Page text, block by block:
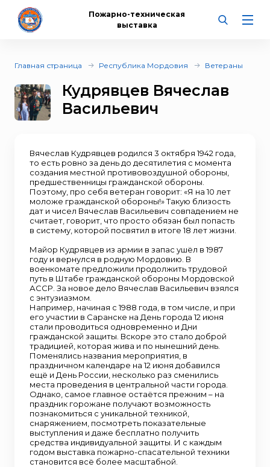
Пожарно-техническая
выставка
Главная страница Республика Мордовия Ветераны
Кудрявцев Вячеслав
Васильевич
Вячеслав Кудрявцев родился 3 октября 1942 года,
то есть ровно за день до десятилетия с момента
создания местной противовоздушной обороны,
предшественницы гражданской обороны.
Поэтому, про себя ветеран говорит: «Я на 10 лет
моложе гражданской обороны!» Такую близость
дат и чисел Вячеслав Васильевич совпадением не
считает, говорит, что просто обязан был попасть
в систему, которой посвятил в итоге 18 лет жизни.
Майор Кудрявцев из армии в запас ушёл в 1987
году и вернулся в родную Мордовию. В
военкомате предложили продолжить трудовой
путь в Штабе гражданской обороны Мордовской
АССР. За новое дело Вячеслав Васильевич взялся
с энтузиазмом.
Например, начиная с 1988 года, в том числе, и при
его участии в Саранске на День города 12 июня
стали проводиться одновременно и Дни
гражданской защиты. Вскоре это стало доброй
традицией, которая жива и по нынешний день.
Поменялись названия мероприятия, в
праздничном календаре на 12 июня добавился
ещё и День России, несколько раз сменились
места проведения в центральной части города.
Однако, самое главное остаётся прежним – на
праздник горожане получают возможность
познакомиться с уникальной техникой,
снаряжением, посмотреть показательные
выступления и даже бесплатно получить
средства индивидуальной защиты. И с каждым
годом выставка пожарно-спасательной техники
становится всё более масштабной.